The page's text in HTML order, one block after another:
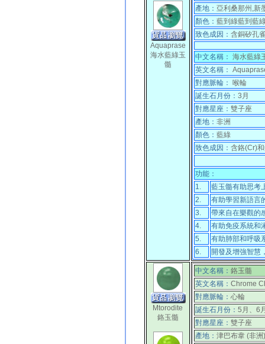
Aquaprase
海水藍綠玉
髓
產地： 亞利桑那州,新
顏色： 藍到綠藍到藍
致色成因： 含銅矽孔
中文名稱： 海水藍綠
英文名稱：
對應脈輪： 喉輪
誕生石月份： 3月
對應星座： 雙子座
產地： 非洲
顏色： 藍綠
致色成因： 含鉻(Cr)
功能：
1.
藍玉髓有助思考
2.
有助學習新語言
3.
帶來自在樂觀的
4.
有助免疫系統和
5.
有助肺部和呼吸
6.
開發及增強智慧
Mtorodite
鉻玉髓
中文名稱： 鉻玉髓
英文名稱： Chrome
對應脈輪： 心輪
誕生石月份： 5月、6
對應星座： 雙子座
產地： 津巴布韋 (非洲)